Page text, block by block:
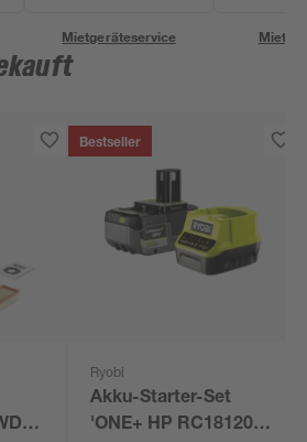
Mietgeräteservice
6
Bestseller
Ryobi
Akku-Starter-Set
'ONE+ HP RC18120-